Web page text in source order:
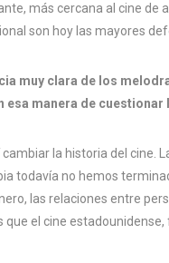
más cercana al cine de
son hoy las mayores
muy clara de los
esa manera de
la historia del cine.
todavía no hemos
las relaciones entre
que el cine